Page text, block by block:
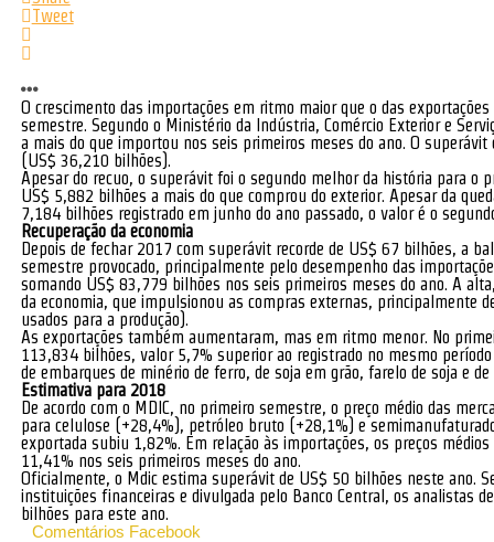
Tweet
O crescimento das importações em ritmo maior que o das
semestre. Segundo o Ministério da Indústria, Comércio Exterior e
a mais do que importou nos seis primeiros meses do ano. O
(US$ 36,210 bilhões).
Apesar do recuo, o superávit foi o segundo melhor da história para o
US$ 5,882 bilhões a mais do que comprou do exterior. Apesar da
7,184 bilhões registrado em junho do ano passado, o valor é o
Recuperação da economia
Depois de fechar 2017 com superávit recorde de US$ 67 bilhões, a
semestre provocado, principalmente pelo desempenho das
somando US$ 83,779 bilhões nos seis primeiros meses do ano. A
da economia, que impulsionou as compras externas, principalmente
usados para a produção).
As exportações também aumentaram, mas em ritmo menor. No
113,834 bilhões, valor 5,7% superior ao registrado no mesmo período
de embarques de minério de ferro, de soja em grão, farelo de soja e de
Estimativa para 2018
De acordo com o MDIC, no primeiro semestre, o preço médio das
para celulose (+28,4%), petróleo bruto (+28,1%) e
exportada subiu 1,82%. Em relação às importações, os preços
11,41% nos seis primeiros meses do ano.
Oficialmente, o Mdic estima superávit de US$ 50 bilhões neste ano.
instituições financeiras e divulgada pelo Banco Central, os analistas
bilhões para este ano.
Comentários Facebook